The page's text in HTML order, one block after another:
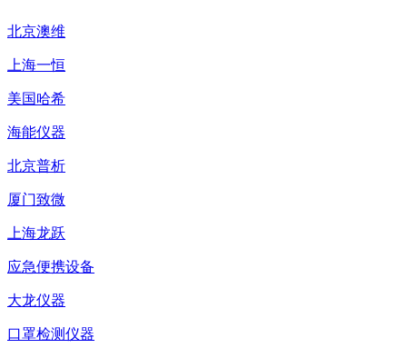
北京澳维
上海一恒
美国哈希
海能仪器
北京普析
厦门致微
上海龙跃
应急便携设备
大龙仪器
口罩检测仪器